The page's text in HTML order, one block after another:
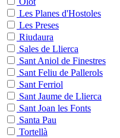
Les Planes d'Hostoles
Les Preses
Riudaura
Sales de Llierca
Sant Aniol de Finestres
Sant Feliu de Pallerols
Sant Ferriol
Sant Jaume de Llierca
Sant Joan les Fonts
Santa Pau
Tortellà